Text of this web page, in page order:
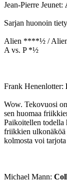
Jean-Pierre Jeunet:
Sarjan huonoin
Alien ****½ /
A vs. P *½
Frank Henenlotter:
Wow. Tekovuosi
sen huomaa
Paikoitellen todella
friikkien ulkonäköä
kolmosta voi
Michael Mann: